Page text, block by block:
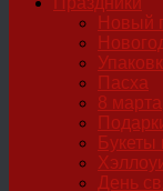
Новый
Пасха
8
Букеты
День